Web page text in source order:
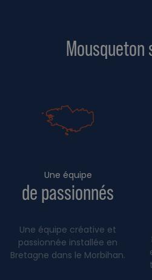
Mousqueton
Une équipe
de passionnés
Une équipe créative et
passionnée installée en
Bretagne dans le Morbihan.